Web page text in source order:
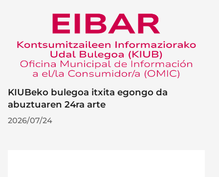
KIUBeko bulegoa itxita egongo da
abuztuaren 24ra arte
2026/07/24